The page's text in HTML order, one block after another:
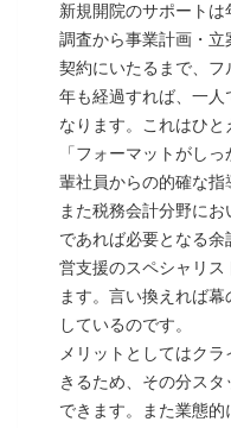
新規開院のサポート
調査から事業計画・立
契約にいたるまで、
年も経過すれば、一
なります。これはひと
「フォーマットがし
輩社員からの的確な指
また税務会計分野に
であれば必要となる
営支援のスペシャリス
ます。言い換えれば
しているのです。
メリットとしてはク
きるため、その分ス
できます。また業態